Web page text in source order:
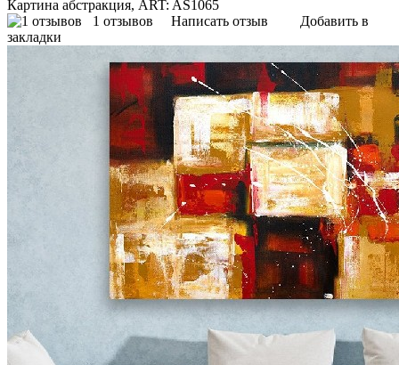
Картина абстракция, ART: AS1065
1 отзывов
Написать отзыв
Добавить в
закладки